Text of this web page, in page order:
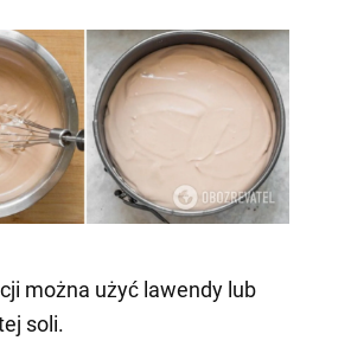
można użyć lawendy lub
soli.